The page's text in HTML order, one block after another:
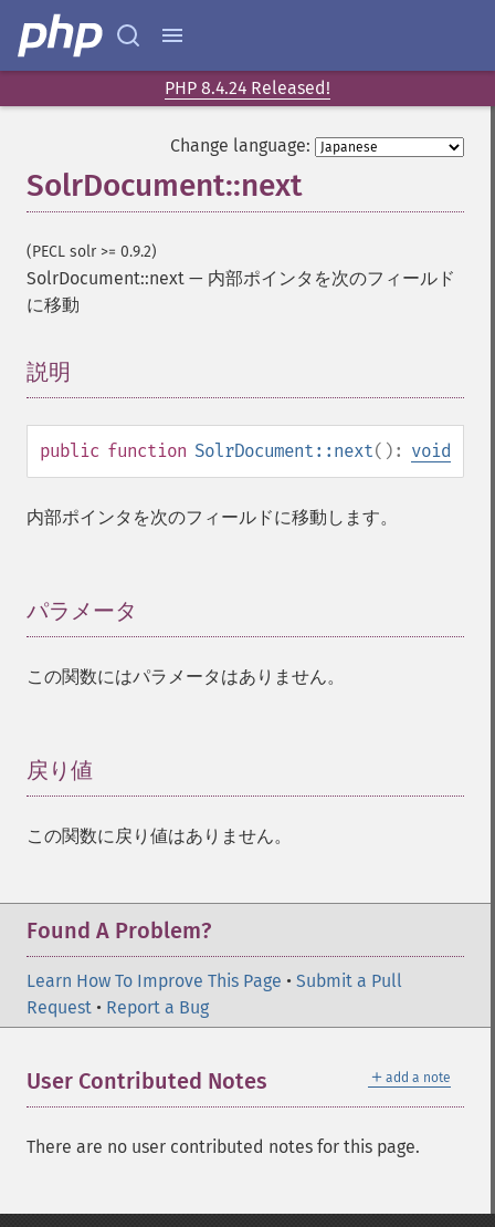
PHP 8.4.24 Released!
Change language:
SolrDocument::next
(PECL solr >= 0.9.2)
SolrDocument::next — 内部ポインタを次のフィールド
に移動
説明
public function SolrDocument::next(): void
内部ポインタを次のフィールドに移動します。
パラメータ
この関数にはパラメータはありません。
戻り値
この関数に戻り値はありません。
Found A Problem?
Learn How To Improve This Page • Submit a Pull
Request • Report a Bug
＋ add a note
User Contributed Notes
There are no user contributed notes for this page.